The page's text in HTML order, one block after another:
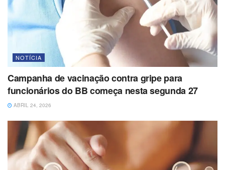
NOTÍCIA
Campanha de vacinação contra gripe para
funcionários do BB começa nesta segunda 27
ABRIL 24, 2026